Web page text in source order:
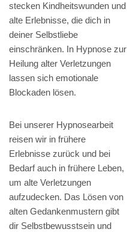
stecken Kindheitswunden und
alte Erlebnisse, die dich in
deiner Selbstliebe
einschränken. In Hypnose zur
Heilung alter Verletzungen
lassen sich emotionale
Blockaden lösen.
Bei unserer Hypnosearbeit
reisen wir in frühere
Erlebnisse zurück und bei
Bedarf auch in frühere Leben,
um alte Verletzungen
aufzudecken. Das Lösen von
alten Gedankenmustern gibt
dir Selbstbewusstsein und